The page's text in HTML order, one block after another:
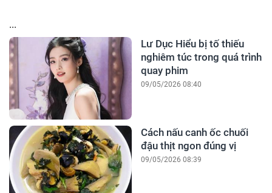
...
Lư Dục Hiểu bị tố thiếu
nghiêm túc trong quá trình
quay phim
09/05/2026 08:40
Cách nấu canh ốc chuối
đậu thịt ngon đúng vị
09/05/2026 08:39